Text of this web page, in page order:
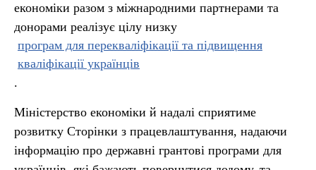
економіки разом з міжнародними партнерами та
донорами реалізує цілу низку
програм для перекваліфікації та підвищення
кваліфікації українців
.
Міністерство економіки й надалі сприятиме
розвитку Сторінки з працевлаштування, надаючи
інформацію про державні грантові програми для